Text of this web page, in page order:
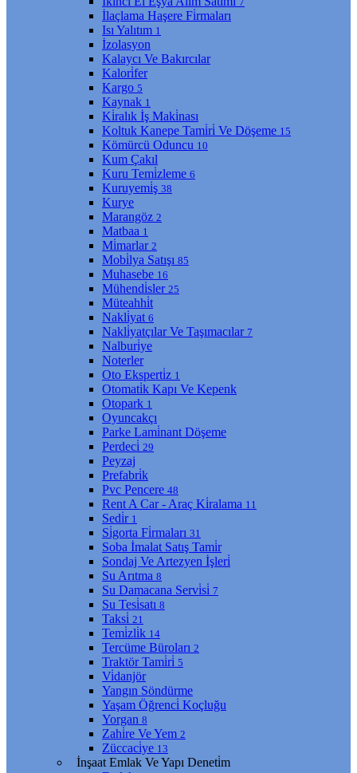
İlaçlama Haşere Fi̇rmaları
Isı Yalıtım 1
İzolasyon
Kalaycı Ve Bakırcılar
Kalori̇fer
Kargo 5
Kaynak 1
Ki̇ralık İş Maki̇nası
Koltuk Kanepe Tami̇ri̇ Ve Döşeme 15
Kömürcü Oduncu 10
Kum Çakıl
Kuru Temi̇zleme 6
Kuruyemi̇ş 38
Kurye
Marangöz 2
Matbaa 1
Mi̇marlar 2
Mobi̇lya Satışı 85
Muhasebe 16
Mühendi̇sler 25
Müteahhi̇t
Nakli̇yat 6
Nakli̇yatçılar Ve Taşımacılar 7
Nalburi̇ye
Noterler
Oto Eksperti̇z 1
Otomati̇k Kapı Ve Kepenk
Otopark 1
Oyuncakçı
Parke Lami̇nant Döşeme
Perdeci̇ 29
Peyzaj
Prefabri̇k
Pvc Pencere 48
Rent A Car - Araç Ki̇ralama 11
Sedi̇r 1
Si̇gorta Fi̇rmaları 31
Soba İmalat Satış Tami̇r
Sondaj Ve Artezyen İşleri̇
Su Arıtma 8
Su Damacana Servi̇si̇ 7
Su Tesi̇satı 8
Taksi̇ 21
Temi̇zli̇k 14
Tercüme Büroları 2
Traktör Tami̇ri̇ 5
Vi̇danjör
Yangın Söndürme
Yaşam Öğrenci̇ Koçluğu
Yorgan 8
Zahi̇re Ve Yem 2
Züccaci̇ye 13
İnşaat Emlak Ve Yapı Deneti̇m